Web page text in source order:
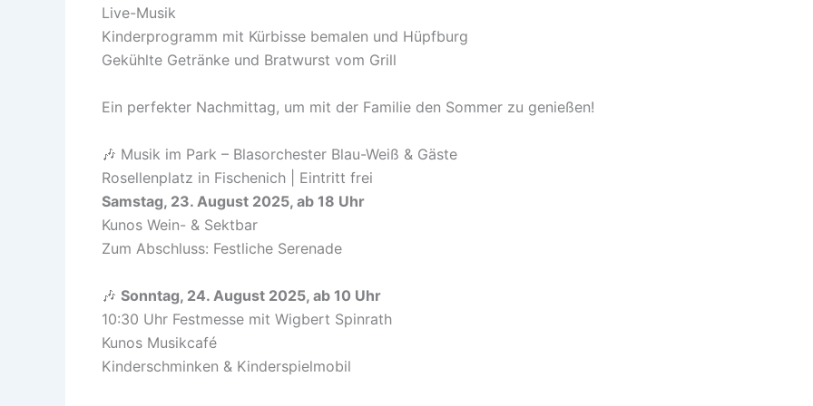
Live-Musik
Kinderprogramm mit Kürbisse bemalen und Hüpfburg
Gekühlte Getränke und Bratwurst vom Grill
Ein perfekter Nachmittag, um mit der Familie den Sommer zu genießen!
🎶 Musik im Park – Blasorchester Blau-Weiß & Gäste
Rosellenplatz in Fischenich | Eintritt frei
Samstag, 23. August 2025, ab 18 Uhr
Kunos Wein- & Sektbar
Zum Abschluss: Festliche Serenade
🎶 Sonntag, 24. August 2025, ab 10 Uhr
10:30 Uhr Festmesse mit Wigbert Spinrath
Kunos Musikcafé
Kinderschminken & Kinderspielmobil